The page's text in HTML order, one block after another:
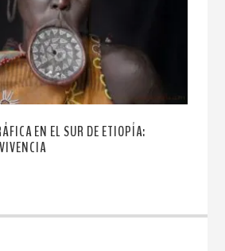
EN EL SUR DE ETIOPÍA: